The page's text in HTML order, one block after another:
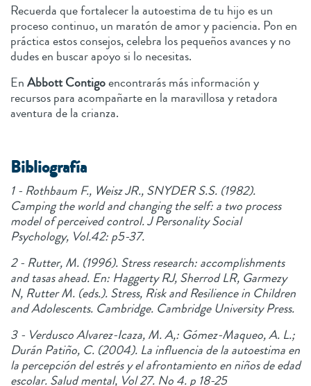
Recuerda que fortalecer la autoestima de tu hijo es un
proceso continuo, un maratón de amor y paciencia. Pon en
práctica estos consejos, celebra los pequeños avances y no
dudes en buscar apoyo si lo necesitas.
EnAbbott Contigoencontrarás más información y
recursos para acompañarte en la maravillosa y retadora
aventura de la crianza.
Bibliografía
1 - Rothbaum F., Weisz JR., SNYDER S.S. (1982).
Camping the world and changing the self: a two process
model of perceived control. J Personality Social
Psychology, Vol.42: p5-37.
2 - Rutter, M. (1996). Stress research: accomplishments
and tasas ahead. En: Haggerty RJ, Sherrod LR, Garmezy
N, Rutter M. (eds.). Stress, Risk and Resilience in Children
and Adolescents. Cambridge. Cambridge University Press.
3 - Verdusco Alvarez-Icaza, M. A,: Gómez-Maqueo, A. L.;
Durán Patiño, C. (2004). La influencia de la autoestima en
la percepción del estrés y el afrontamiento en niños de edad
escolar. Salud mental, Vol 27. No 4. p 18-25